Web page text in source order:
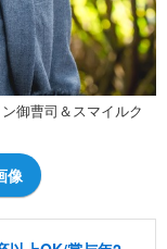
御曹司＆スマイルク
像